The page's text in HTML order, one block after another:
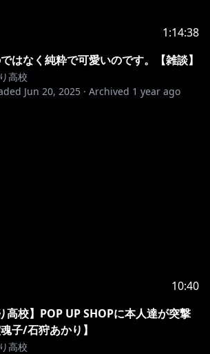
1:14:38
はなく純粋で可愛いのです。【雑談】
高校
Jun 20, 2025 · Archived 1 year ago
10:40
高校】POP UP SHOPに本人達が突撃
子/石狩あかり】
高校